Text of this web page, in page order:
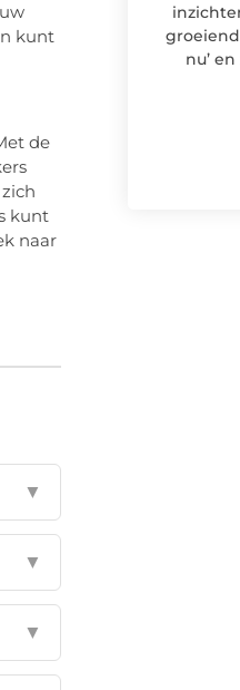
kunt
de
kunt
naar
▼
▼
▼
nu’